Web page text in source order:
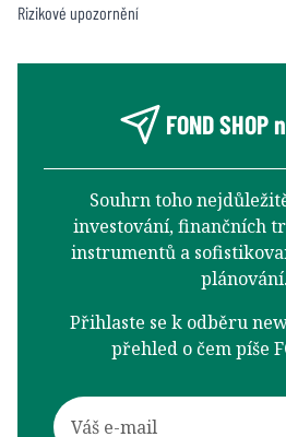
Rizikové upozornění
FOND
Souhrn toho
investování, finančních
instrumentů a
plánování.
Přihlaste se k odběru
přehled o čem píše